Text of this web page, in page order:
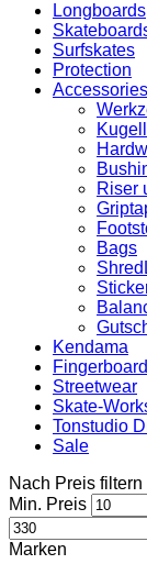
Longboards
Surfskates
Protection
Accessories
Riser
Bags
Kendama
Streetwear
Skate-
Tonstudio
Sale
Nach Preis filtern
Min. Preis
Marken